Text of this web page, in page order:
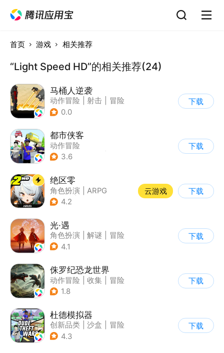
首页 游戏 相关推荐
“Light Speed HD”的相关推荐(24)
马桶人逆袭
动作冒险 射击
冒险
| 像素风
0.0
下载
都市侠客
动作冒险
| 第一人称射击
3.6
下载
绝区零
角色扮演
ARPG
| 冒险
4.2
云游戏 下载
光·遇
角色扮演 解谜
冒险
| 开放世界
4.1
下载
侏罗纪恐龙世界
动作冒险 收集
冒险
| 写实
1.8
下载
杜德模拟器
创新品类 沙盒
冒险
| 写实
4.3
下载